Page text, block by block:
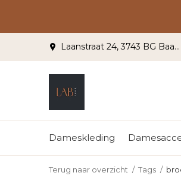
Dameskleding
Laanstraat 24, 3743 BG Baarn
Terug naar overzicht Tags